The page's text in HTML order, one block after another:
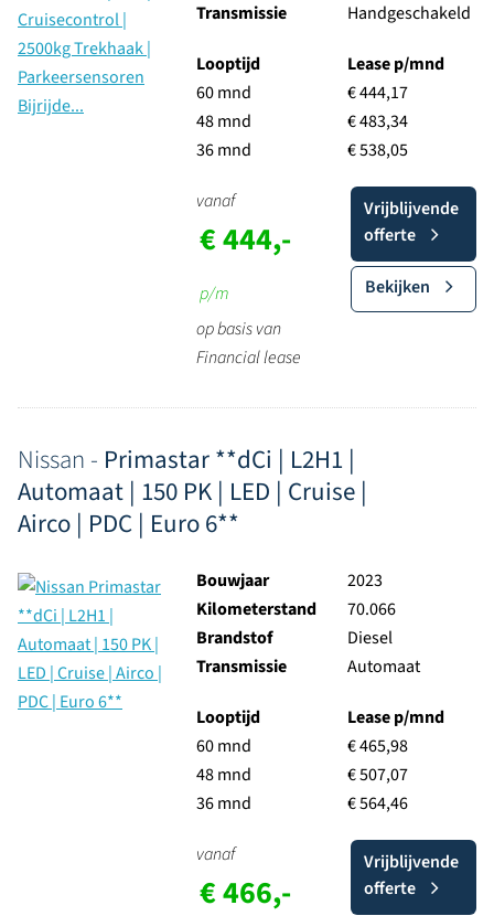
Transmissie
Handgeschakeld
Looptijd
60 mnd
48 mnd
36 mnd
Lease p/mnd
€ 444,17
€ 483,34
€ 538,05
vanaf
€ 444,-
p/m
op basis van
Financial lease
Vrijblijvende
offerte
Bekijken
Nissan - Primastar **dCi | L2H1 |
Automaat | 150 PK | LED | Cruise |
Airco | PDC | Euro 6**
Bouwjaar
2023
Kilometerstand
70.066
Brandstof
Diesel
Transmissie
Automaat
Looptijd
60 mnd
48 mnd
36 mnd
Lease p/mnd
€ 465,98
€ 507,07
€ 564,46
vanaf
€ 466,-
Vrijblijvende
offerte